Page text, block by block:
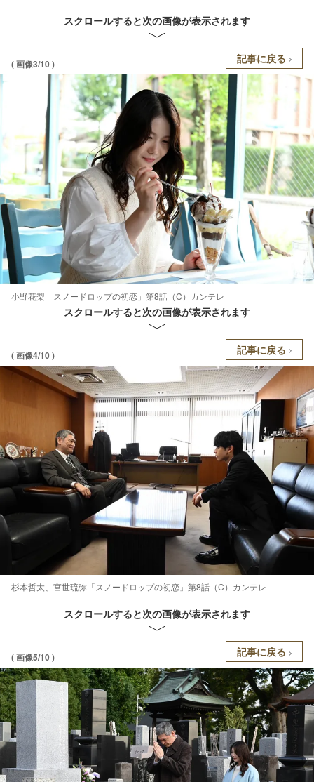
スクロールすると次の画像が表示されます
( 画像3/10 ) 記事に戻る
小野花梨「スノードロップの初恋」第8話（C）カンテレ
スクロールすると次の画像が表示されます
( 画像4/10 ) 記事に戻る
杉本哲太、宮世琉弥「スノードロップの初恋」第8話（C）カンテレ
スクロールすると次の画像が表示されます
( 画像5/10 ) 記事に戻る